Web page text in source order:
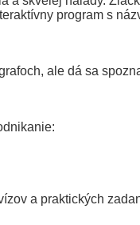
program s
ale dá sa
a praktických